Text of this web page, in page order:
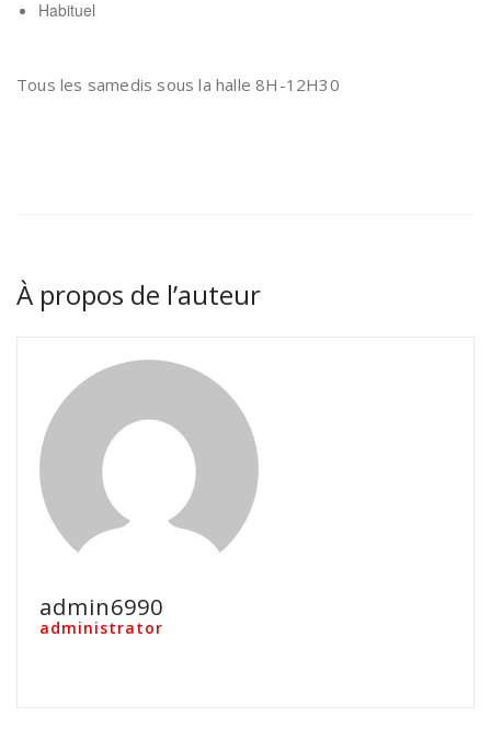
Habituel
Tous les samedis sous la halle 8H-12H30
À propos de l’auteur
admin6990
administrator